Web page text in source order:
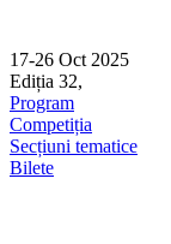
17-26 Oct 2025
Ediția 32,
Program
Competiția
Secțiuni tematice
Bilete